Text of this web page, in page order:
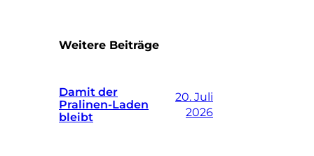
Weitere Beiträge
Damit der
Pralinen-Laden
bleibt
20. Juli
2026